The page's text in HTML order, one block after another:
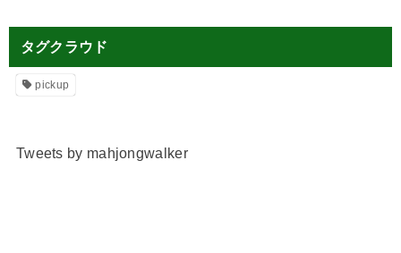
タグクラウド
pickup
Tweets by mahjongwalker